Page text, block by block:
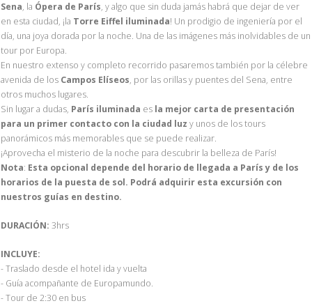
Sena, la Ópera de París, y algo que sin duda jamás habrá que dejar de ver
en esta ciudad, ¡la Torre Eiffel iluminada! Un prodigio de ingeniería por el
día, una joya dorada por la noche. Una de las imágenes más inolvidables de un
tour por Europa.
En nuestro extenso y completo recorrido pasaremos también por la célebre
avenida de los Campos Elíseos, por las orillas y puentes del Sena, entre
otros muchos lugares.
Sin lugar a dudas, París iluminada es la mejor carta de presentación
para un primer contacto con la ciudad luz y unos de los tours
panorámicos más memorables que se puede realizar.
¡Aprovecha el misterio de la noche para descubrir la belleza de París!
Nota: Esta opcional depende del horario de llegada a París y de los
horarios de la puesta de sol. Podrá adquirir esta excursión con
nuestros guías en destino.
DURACIÓN: 3hrs
INCLUYE:
- Traslado desde el hotel ida y vuelta
- Guía acompañante de Europamundo.
- Tour de 2:30 en bus